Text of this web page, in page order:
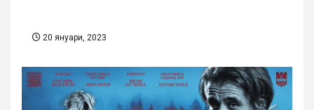
20 януари, 2023